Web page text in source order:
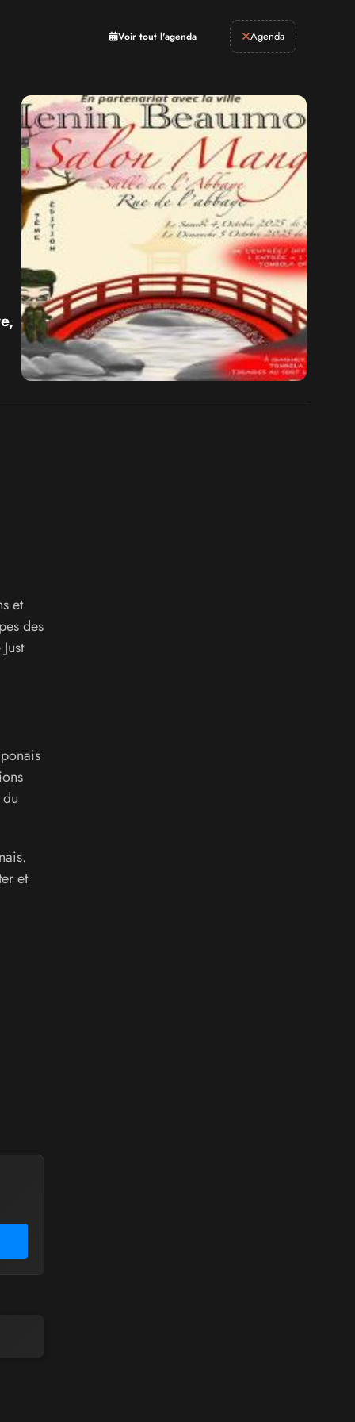
Voir tout l'agenda Agenda
et
des
et